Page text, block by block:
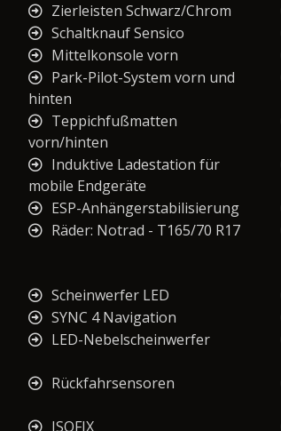
Zierleisten Schwarz/Chrom
Schaltknauf Sensico
Mittelkonsole vorn
Park-Pilot-System vorn und
hinten
Teppichfußmatten
vorn/hinten
Induktive Ladestation für
mobile Endgeräte
ESP-Anhängerstabilisierung
Räder: Notrad - T165/70 R17
Scheinwerfer LED
SYNC 4 Navigation
LED-Nebelscheinwerfer
Rückfahrsensoren
ISOFIX